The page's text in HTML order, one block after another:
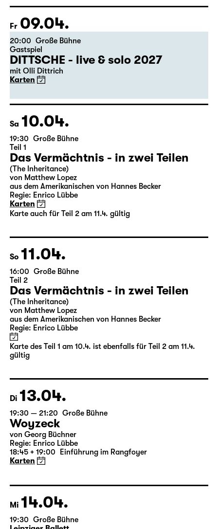
Schauspiel Leipzig
Karten
Fr 09.04.
20:00
Große Bühne
Gastspiel
DITTSCHE - live & solo 2027
mit Olli Dittrich
Karten
Sa 10.04.
19:30 Große Bühne
Teil 1
Das Vermächtnis - in zwei Teilen
(The Inheritance)
von Matthew Lopez
Karten
Karte auch für Teil 2 am 11.4. gültig
So 11.04.
16:00 Große Bühne
Teil 2
Das Vermächtnis - in zwei Teilen
(The Inheritance)
von Matthew Lopez
aus dem Amerikanischen von Hannes Becker
gültig
Di 13.04.
19:30 — 21:20 Große Bühne
Woyzeck
18:45 + 19:00 Einführung im Rangfoyer
Karten